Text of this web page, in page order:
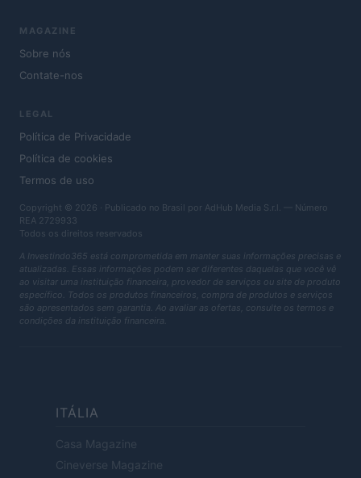
MAGAZINE
Sobre nós
Contate-nos
LEGAL
Política de Privacidade
Política de cookies
Termos de uso
Copyright © 2026 · Publicado no Brasil por AdHub Media S.r.l. — Número
REA 2729933
Todos os direitos reservados
A Investindo365 está comprometida em manter suas informações precisas e
atualizadas. Essas informações podem ser diferentes daquelas que você vê
ao visitar uma instituição financeira, provedor de serviços ou site de produto
específico. Todos os produtos financeiros, compra de produtos e serviços
são apresentados sem garantia. Ao avaliar as ofertas, consulte os termos e
condições da instituição financeira.
ITÁLIA
Casa Magazine
Cineverse Magazine